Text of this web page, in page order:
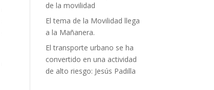
de la movilidad
El tema de la Movilidad llega
a la Mañanera.
El transporte urbano se ha
convertido en una actividad
de alto riesgo: Jesús Padilla